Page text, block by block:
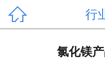
 行
氯化镁